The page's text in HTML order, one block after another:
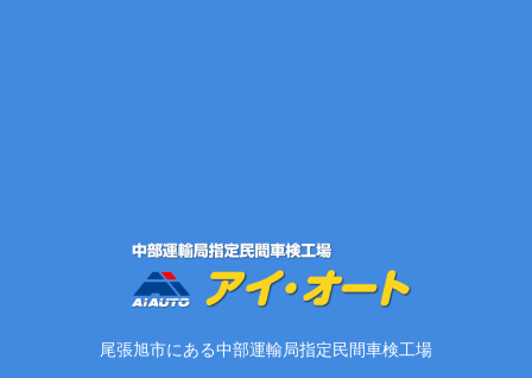
尾張旭市にある中部運輸局指定民間車検工場